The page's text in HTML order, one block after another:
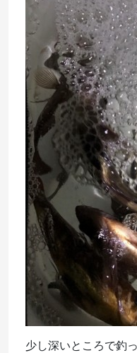
少し深いところで釣